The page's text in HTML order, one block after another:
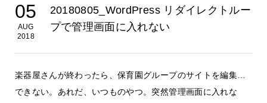
05
AUG
2018
20180805_WordPress リダイレクトルー
プで管理画面に入れない
楽器屋さんが終わったら、保育園グループのサイトを編集…
できない。あれだ、いつものやつ。突然管理画面に入れな